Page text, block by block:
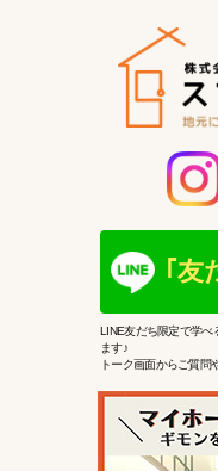
｢友
LINE友だち限定で学べ
ます♪
トーク画面からご質